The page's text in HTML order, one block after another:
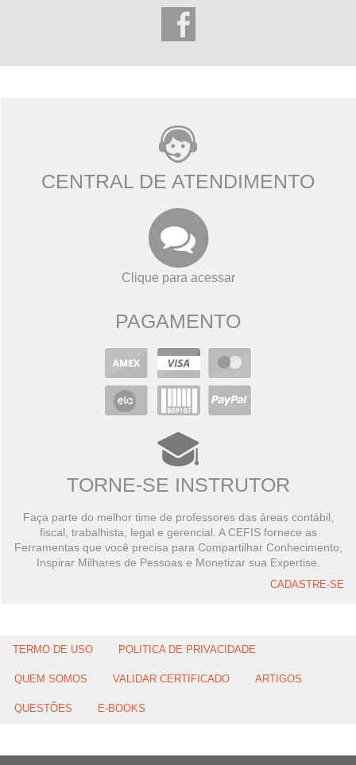
CENTRAL DE ATENDIMENTO
Clique para acessar
PAGAMENTO
TORNE-SE INSTRUTOR
Faça parte do melhor time de professores das áreas contábil,
fiscal, trabalhista, legal e gerencial. A CEFIS fornece as
Ferramentas que você precisa para Compartilhar Conhecimento,
Inspirar Milhares de Pessoas e Monetizar sua Expertise.
CADASTRE-SE
TERMO DE USO POLITICA DE PRIVACIDADE
QUEM SOMOS VALIDAR CERTIFICADO ARTIGOS
QUESTÕES E-BOOKS